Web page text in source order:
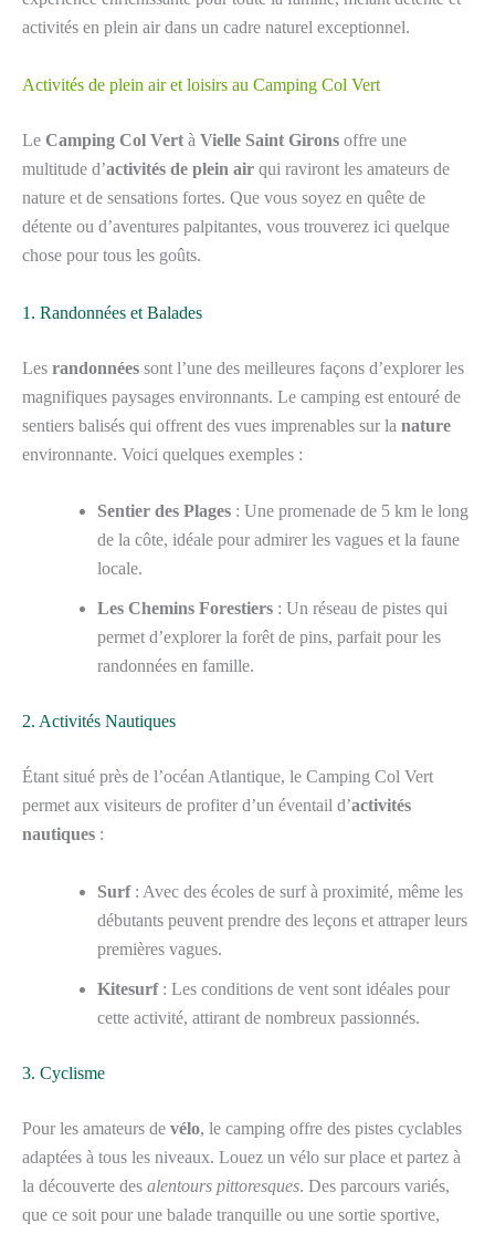
activités en plein air dans un cadre naturel exceptionnel.
Activités de plein air et loisirs au Camping Col Vert
Le Camping Col Vert à Vielle Saint Girons offre une
multitude d’activités de plein air qui raviront les amateurs de
nature et de sensations fortes. Que vous soyez en quête de
détente ou d’aventures palpitantes, vous trouverez ici quelque
chose pour tous les goûts.
1. Randonnées et Balades
Les randonnées sont l’une des meilleures façons d’explorer les
magnifiques paysages environnants. Le camping est entouré de
sentiers balisés qui offrent des vues imprenables sur la nature
environnante. Voici quelques exemples :
Sentier des Plages : Une promenade de 5 km le long
de la côte, idéale pour admirer les vagues et la faune
locale.
Les Chemins Forestiers : Un réseau de pistes qui
permet d’explorer la forêt de pins, parfait pour les
randonnées en famille.
2. Activités Nautiques
Étant situé près de l’océan Atlantique, le Camping Col Vert
permet aux visiteurs de profiter d’un éventail d’activités
nautiques :
Surf: Avec des écoles de surf à proximité, même les
débutants peuvent prendre des leçons et attraper leurs
premières vagues.
Kitesurf: Les conditions de vent sont idéales pour
cette activité, attirant de nombreux passionnés.
3. Cyclisme
Pour les amateurs de vélo, le camping offre des pistes cyclables
adaptées à tous les niveaux. Louez un vélo sur place et partez à
la découverte des alentours pittoresques. Des parcours variés,
que ce soit pour une balade tranquille ou une sortie sportive,